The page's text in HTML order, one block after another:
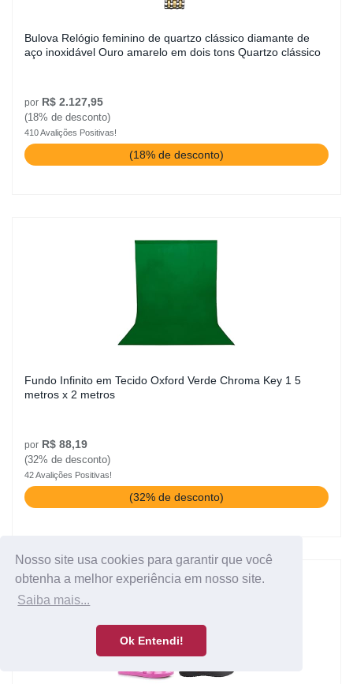
Nosso site usa cookies para garantir que você
obtenha a melhor experiência em nosso site.
Saiba mais...
Ok Entendi!
Bulova Relógio feminino de quartzo clássico diamante de
aço inoxidável Ouro amarelo em dois tons Quartzo clássico
por R$ 2.127,95
(18% de desconto)
410 Avalições Positivas!
(18% de desconto)
Fundo Infinito em Tecido Oxford Verde Chroma Key 1 5
metros x 2 metros
por R$ 88,19
(32% de desconto)
42 Avalições Positivas!
(32% de desconto)